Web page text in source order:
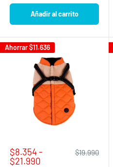
Añadir al carrito
Ahorrar$11.636
Precio
de
$8.354 -
$21.990
Precio
$19.990